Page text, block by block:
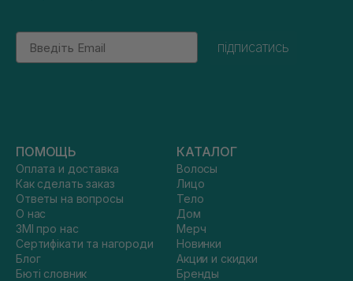
Email
підписатись
ПОМОЩЬ
Оплата и доставка
Как сделать заказ
Ответы на вопросы
О нас
ЗМІ про нас
Сертифікати та нагороди
Блог
Бюті словник
КАТАЛОГ
Волосы
Лицо
Тело
Дом
Мерч
Новинки
Акции и скидки
Бренды